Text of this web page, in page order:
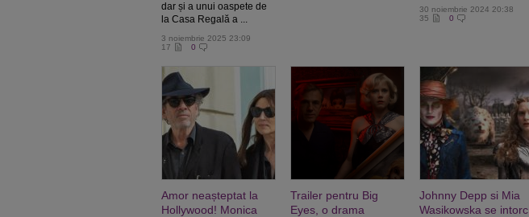
dar și a unui oaspete de
la Casa Regală a ...
3 noiembrie 2025 23:09
17
0
30 noiembrie 2024 20:38
35
0
Amor neașteptat la
Hollywood! Monica
Trailer pentru Big
Eyes, o drama
Johnny Depp si Mia
Wasikowska se intorc